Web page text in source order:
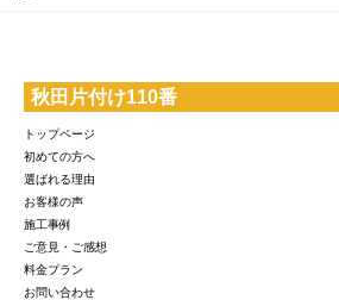
秋田片付け110番
トップページ
初めての方へ
選ばれる理由
お客様の声
施工事例
ご意見・ご感想
料金プラン
お問い合わせ